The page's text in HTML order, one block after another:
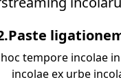
tempore incolae
incolae ex urbe